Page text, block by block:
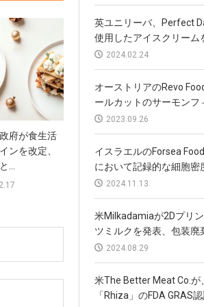
府が食生活
ンを改定、
...
英ユニリーバ、Perfect
使用したアイスクリーム
2024.02.24
オーストリアのRevo
ールカットのサーモンフ
2023.09.26
イスラエルのForsea
において記録的な細胞密
2024.11.13
米Milkadamiaが2Dプリ
ツミルクを発表、包装廃
2024.08.29
米The Better Meat Co.が
「Rhiza」のFDA GRAS